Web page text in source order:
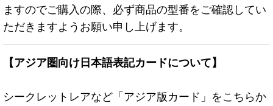
ますのでご購入の際、必ず商品の型番をご確認してい
ただきますようお願い申し上げます。
【アジア圏向け日本語表記カードについて】
シークレットレアなど「アジア版カード」をこちらか